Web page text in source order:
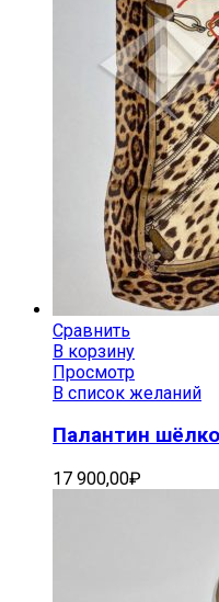
Сравнить
В корзину
Просмотр
В список желаний
Палантин
17 900,00₽